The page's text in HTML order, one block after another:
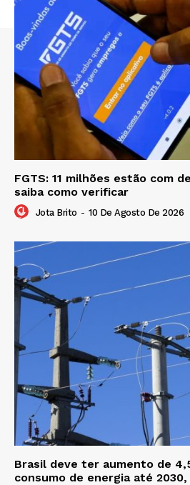
FGTS: 11 milhões estão com
saiba como verificar
Jota Brito - 10 De Agosto De 2026
Brasil deve ter aumento de
consumo de energia até 2030,